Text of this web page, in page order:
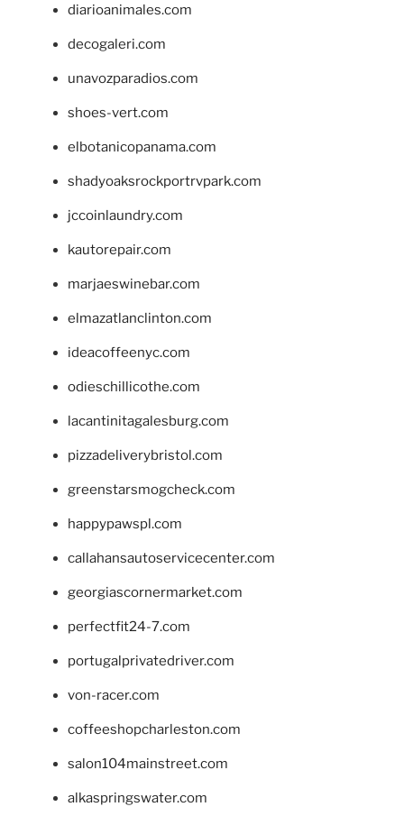
diarioanimales.com
decogaleri.com
unavozparadios.com
shoes-vert.com
elbotanicopanama.com
shadyoaksrockportrvpark.com
jccoinlaundry.com
kautorepair.com
marjaeswinebar.com
elmazatlanclinton.com
ideacoffeenyc.com
odieschillicothe.com
lacantinitagalesburg.com
pizzadeliverybristol.com
greenstarsmogcheck.com
happypawspl.com
callahansautoservicecenter.com
georgiascornermarket.com
perfectfit24-7.com
portugalprivatedriver.com
von-racer.com
coffeeshopcharleston.com
salon104mainstreet.com
alkaspringswater.com